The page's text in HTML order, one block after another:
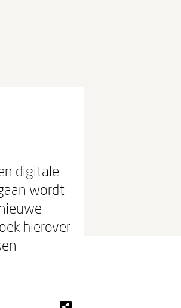
digitale
wordt
hierover